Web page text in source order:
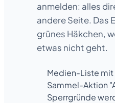
anmelden: alles
andere Seite.
grünes Häkchen,
etwas nicht geht.
Medien-Liste
Sammel-Aktion
Sperrgründe